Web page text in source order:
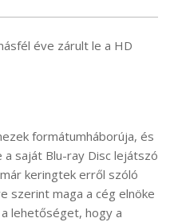
éve zárult le a HD
formátumháborúja, és
saját Blu-ray Disc lejátszó
keringtek erről szóló
szerint maga a cég elnöke
lehetőséget, hogy a